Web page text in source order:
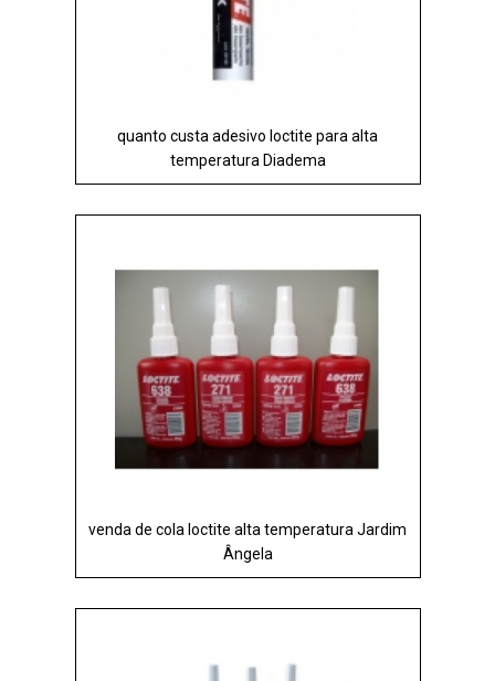
quanto custa adesivo loctite para alta
temperatura Diadema
venda de cola loctite alta temperatura Jardim
Ângela